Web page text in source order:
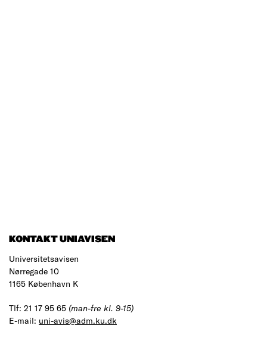
KONTAKT UNIAVISEN
Universitetsavisen
Nørregade 10
1165 København K
Tlf: 21 17 95 65 (man-fre kl. 9-15)
E-mail: uni-avis@adm.ku.dk